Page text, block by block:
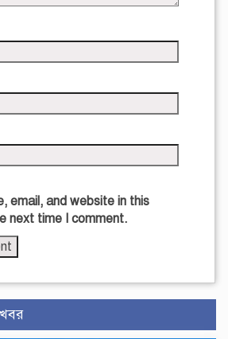
email, and website in this
next time I comment.